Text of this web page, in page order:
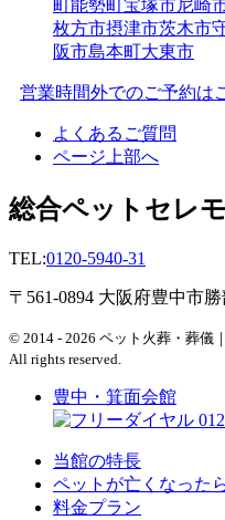
町能勢町宝塚市尼崎
枚方市摂津市茨木市
阪市島本町大東市
営業時間外でのご予約
よくあるご質問
ページ上部へ
総合ペットセレ
TEL:0120-5940-31
〒561-0894 大阪府豊中市勝
© 2014 - 2026 ペット火葬・葬儀
All rights reserved.
豊中・箕面会館
当館の特長
ペットが亡くなった
料金プラン